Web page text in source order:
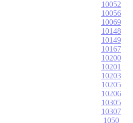
10052
10056
10069
10148
10149
10167
10200
10201
10203
10205
10206
10305
10307
1050